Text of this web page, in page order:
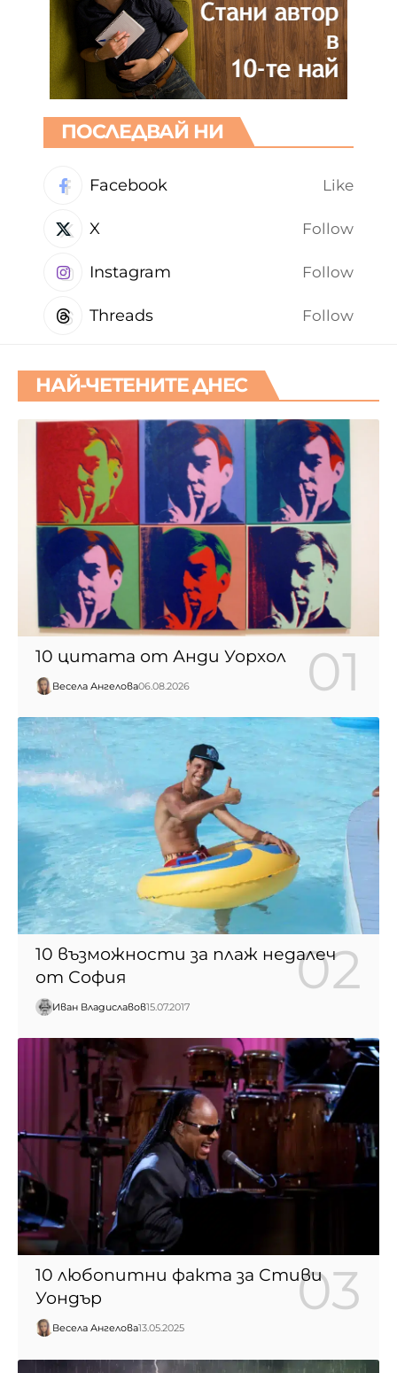
ПОСЛЕДВАЙ НИ
Facebook Like
X Follow
Instagram Follow
Threads Follow
НАЙ-ЧЕТЕНИТЕ ДНЕС
10 цитата от Анди Уорхол
Весела Ангелова06.08.2026
10 възможности за плаж недалеч
от София
Иван Владиславов15.07.2017
10 любопитни факта за Стиви
Уондър
Весела Ангелова13.05.2025